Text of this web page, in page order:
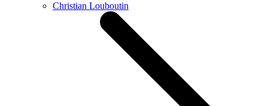
Christian Louboutin